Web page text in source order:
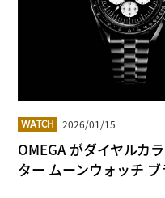
WATCH 2026/01/15
OMEGA がダイヤルカ
ター ムーンウォッチ